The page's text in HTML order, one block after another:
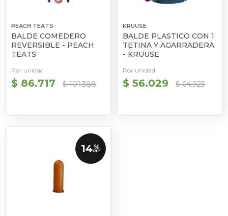
PEACH TEATS
BALDE COMEDERO
REVERSIBLE - PEACH
TEATS
Por unidad
$ 86.717 $ 101.388
KRUUSE
BALDE PLASTICO CON 1
TETINA Y AGARRADERA
- KRUUSE
Por unidad
$ 56.029 $ 64.923
14 %
OFF